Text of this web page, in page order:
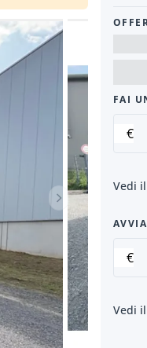
Articolo
FAI
€
Vedi
€
Vedi